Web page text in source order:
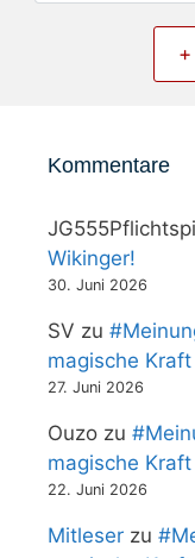
Kommentare
Wikinger!
30. Juni 2026
SV zu
magische
27. Juni 2026
Ouzo zu
magische
22. Juni 2026
Mitleser zu